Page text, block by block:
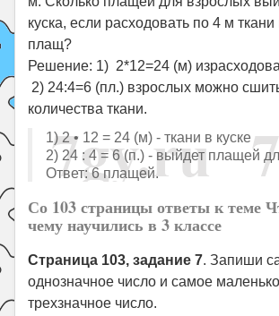
куска, если расходовать по 4 м
плащ?
Решение: 1) 2*12=24 (м)
2) 24:4=6 (пл.) взрослых можно
количества ткани.
1) 2 • 12 = 24 (м) - ткани в куске
2) 24 : 4 = 6 (п.) - выйдет плащей
Ответ: 6 плащей.
Со 103 страницы ответы к теме
чему научились в 3 классе
Страница 103, задание 7. Запиши
однозначное число и самое
трехзначное число.